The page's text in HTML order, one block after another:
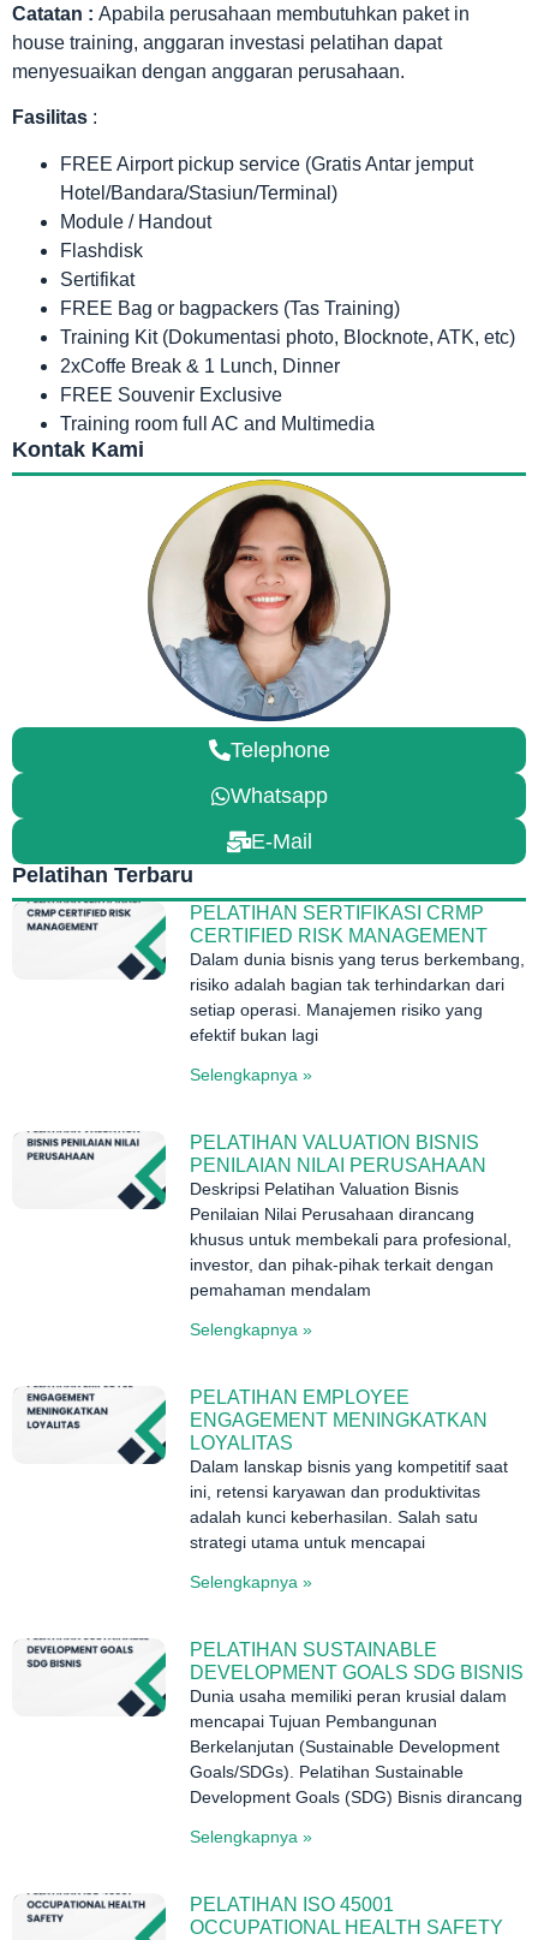
Catatan : Apabila perusahaan membutuhkan paket in
house training, anggaran investasi pelatihan dapat
menyesuaikan dengan anggaran perusahaan.
Fasilitas :
FREE Airport pickup service (Gratis Antar jemput
Hotel/Bandara/Stasiun/Terminal)
Module / Handout
Flashdisk
Sertifikat
FREE Bag or bagpackers (Tas Training)
Training Kit (Dokumentasi photo, Blocknote, ATK, etc)
2xCoffe Break & 1 Lunch, Dinner
FREE Souvenir Exclusive
Training room full AC and Multimedia
Kontak Kami
Telephone
Whatsapp
E-Mail
Pelatihan Terbaru
PELATIHAN SERTIFIKASI CRMP
CERTIFIED RISK MANAGEMENT
Dalam dunia bisnis yang terus berkembang,
risiko adalah bagian tak terhindarkan dari
setiap operasi. Manajemen risiko yang
efektif bukan lagi
Selengkapnya »
PELATIHAN VALUATION BISNIS
PENILAIAN NILAI PERUSAHAAN
Deskripsi Pelatihan Valuation Bisnis
Penilaian Nilai Perusahaan dirancang
khusus untuk membekali para profesional,
investor, dan pihak-pihak terkait dengan
pemahaman mendalam
Selengkapnya »
PELATIHAN EMPLOYEE
ENGAGEMENT MENINGKATKAN
LOYALITAS
Dalam lanskap bisnis yang kompetitif saat
ini, retensi karyawan dan produktivitas
adalah kunci keberhasilan. Salah satu
strategi utama untuk mencapai
Selengkapnya »
PELATIHAN SUSTAINABLE
DEVELOPMENT GOALS SDG BISNIS
Dunia usaha memiliki peran krusial dalam
mencapai Tujuan Pembangunan
Berkelanjutan (Sustainable Development
Goals/SDGs). Pelatihan Sustainable
Development Goals (SDG) Bisnis dirancang
Selengkapnya »
PELATIHAN ISO 45001
OCCUPATIONAL HEALTH SAFETY